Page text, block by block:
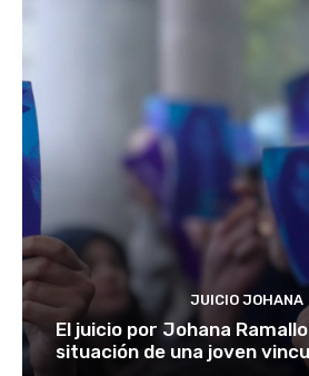
JUICIO JOHANA
El juicio por Johana
situación de una joven